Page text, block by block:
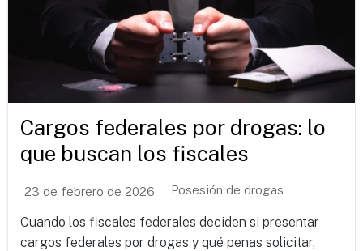
Cargos federales por drogas: lo
que buscan los fiscales
23 de febrero de 2026 Posesión de drogas
Cuando los fiscales federales deciden si presentar
cargos federales por drogas y qué penas solicitar,